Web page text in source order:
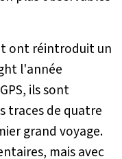
ont réintroduit un
l'année
ils sont
traces de quatre
grand voyage.
mais avec